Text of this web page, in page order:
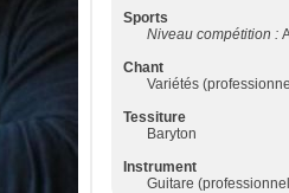
Sports
Niveau compétition :
Chant
Variétés
Tessiture
Baryton
Instrument
Guitare